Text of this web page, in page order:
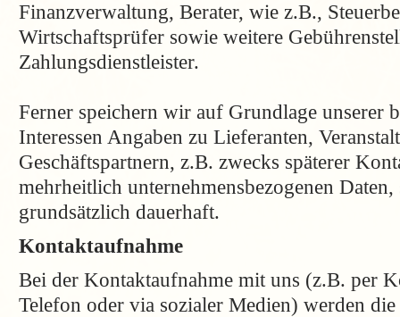
Finanzverwaltung, Berater, wie z.B.,
Wirtschaftsprüfer sowie weitere
Zahlungsdienstleister.
Ferner speichern wir auf Grundlage unserer
Interessen Angaben zu Lieferanten,
Geschäftspartnern, z.B. zwecks späterer
mehrheitlich unternehmensbezogenen
grundsätzlich dauerhaft.
Kontaktaufnahme
Bei der Kontaktaufnahme mit uns (z.B. per
Telefon oder via sozialer Medien) werden